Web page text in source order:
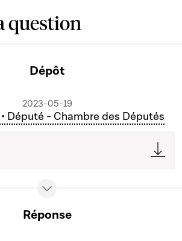
question
Dépôt
2023-05-19
Député - Chambre des Députés
Réponse